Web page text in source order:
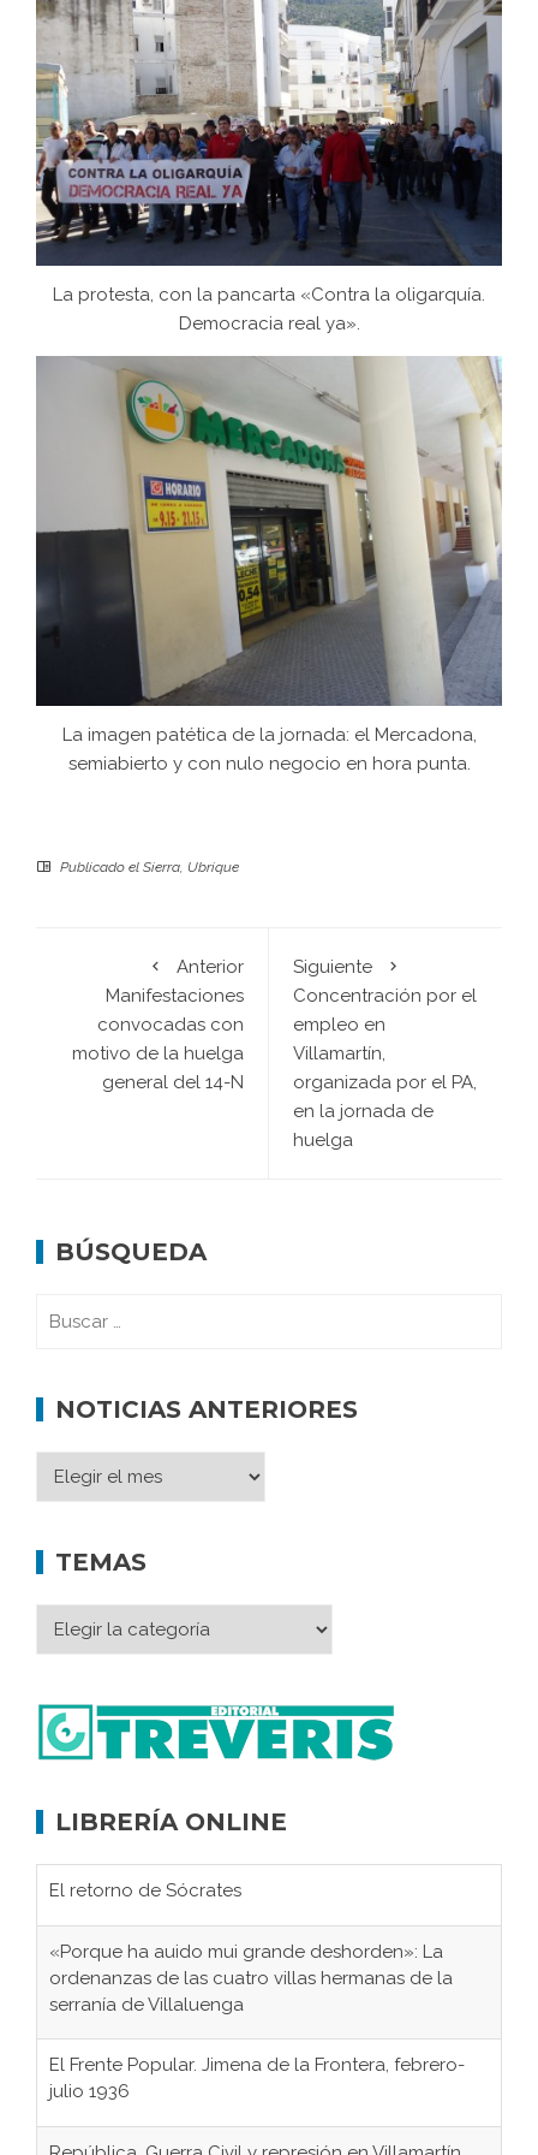
La protesta, con la pancarta «Contra la oligarquía.
Democracia real ya».
La imagen patética de la jornada: el Mercadona,
semiabierto y con nulo negocio en hora punta.
Publicado el Sierra, Ubrique
Anterior
Manifestaciones
convocadas con
motivo de la huelga
general del 14-N
Siguiente
Concentración por el
empleo en
Villamartín,
organizada por el PA,
en la jornada de
huelga
BÚSQUEDA
NOTICIAS ANTERIORES
TEMAS
LIBRERÍA ONLINE
El retorno de Sócrates
«Porque ha auido mui grande deshorden»: La
ordenanzas de las cuatro villas hermanas de la
serranía de Villaluenga
El Frente Popular. Jimena de la Frontera, febrero-
julio 1936